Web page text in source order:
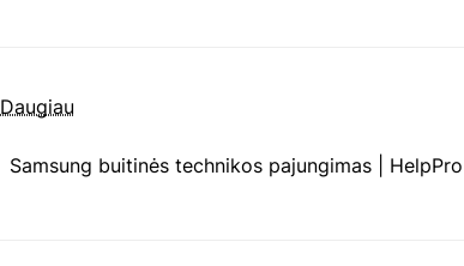
Daugiau
Samsung buitinės technikos pajungimas |